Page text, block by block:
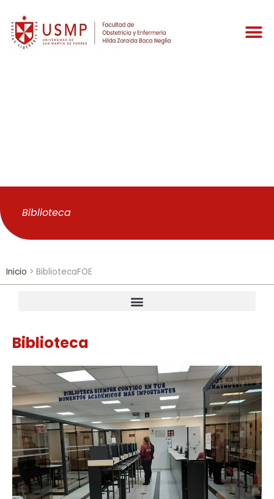
Biblioteca
Inicio > BibliotecaFOE
Biblioteca